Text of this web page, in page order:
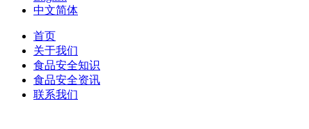
中文简体
首页
关于我们
食品安全知识
食品安全资讯
联系我们